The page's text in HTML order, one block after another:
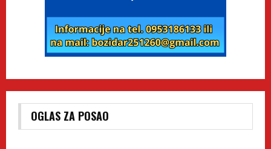
OGLAS ZA POSAO